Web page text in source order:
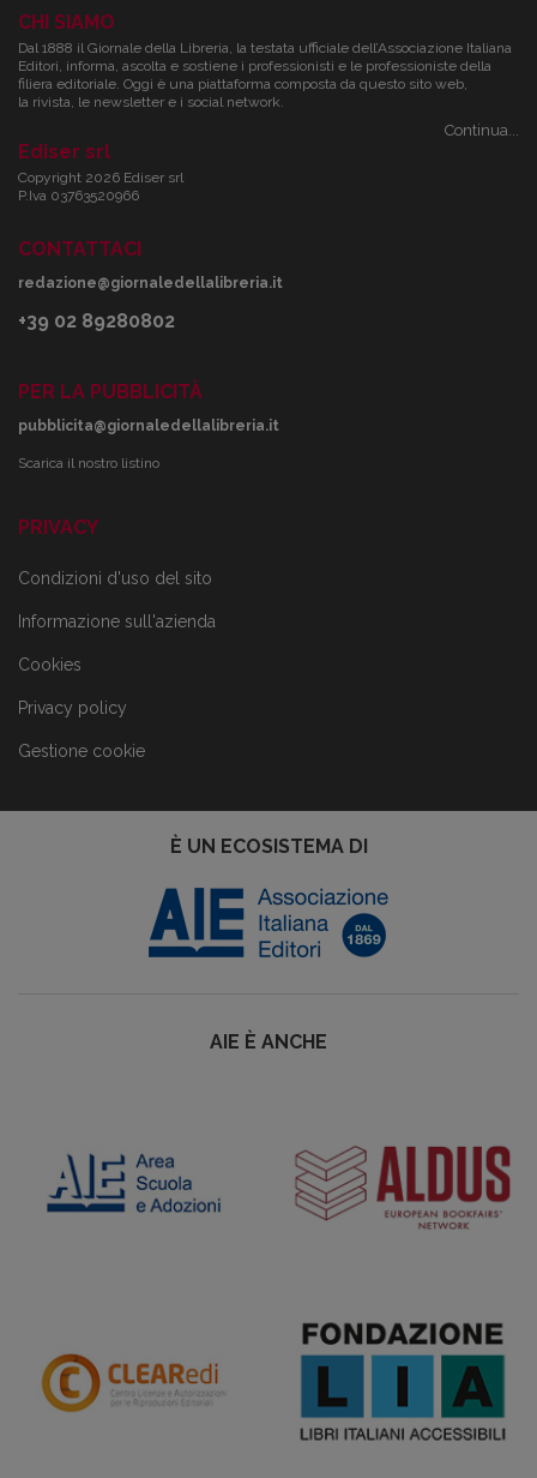
CHI SIAMO
Dal 1888 il Giornale della Libreria, la testata ufficiale dell’Associazione Italiana
Editori, informa, ascolta e sostiene i professionisti e le professioniste della
filiera editoriale. Oggi è una piattaforma composta da questo sito web,
la rivista, le newsletter e i social network.
Continua...
Ediser srl
Copyright 2026 Ediser srl
P.Iva 03763520966
CONTATTACI
redazione@giornaledellalibreria.it
+39 02 89280802
PER LA PUBBLICITÀ
pubblicita@giornaledellalibreria.it
Scarica il nostro listino
PRIVACY
Condizioni d'uso del sito
Informazione sull'azienda
Cookies
Privacy policy
Gestione cookie
È UN ECOSISTEMA DI
AIE È ANCHE